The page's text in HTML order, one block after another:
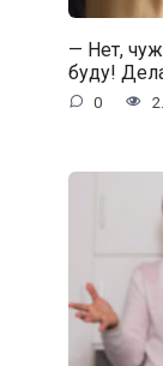
— Нет,
буду!
0